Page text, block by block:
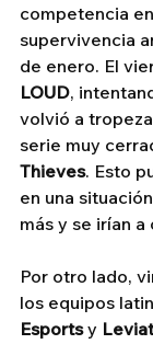
competencia
supervivencia
de enero. El
LOUD,
volvió a
serie muy
Thieves. Esto
en una
más y se irían a
Por otro lado,
los equipos
Esports y